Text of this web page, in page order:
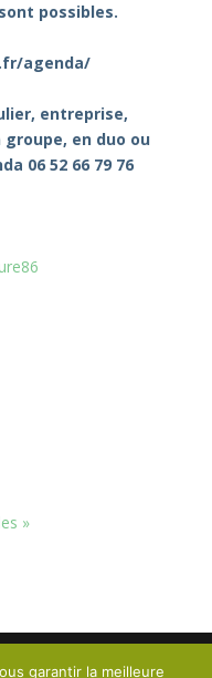
possibles.
agenda/
entreprise,
groupe, en duo ou
06 52 66 79 76
»
garantir la meilleure